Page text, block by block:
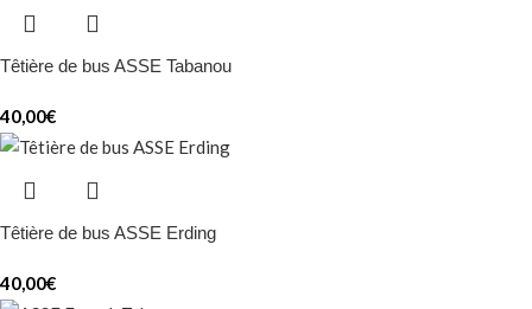
Têtière de bus ASSE Tabanou
40,00€
Têtière de bus ASSE Erding
40,00€